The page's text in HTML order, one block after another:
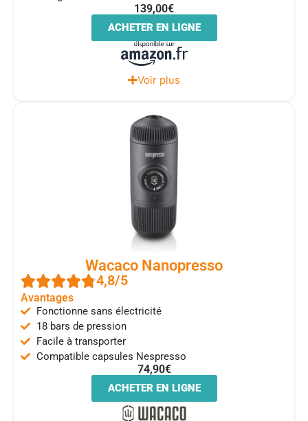
139,00€
ACHETER EN LIGNE
Voir plus
Wacaco Nanopresso
4,8/5
Avantages
Fonctionne sans électricité
18 bars de pression
Facile à transporter
Compatible capsules Nespresso
74,90€
ACHETER EN LIGNE